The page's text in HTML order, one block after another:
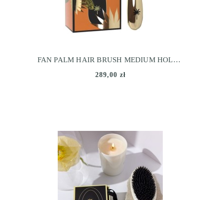
FAN PALM HAIR BRUSH MEDIUM HOLLYWOOD
289,00 zł